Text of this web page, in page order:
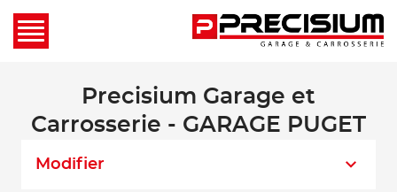
Precisium Garage et
Carrosserie - GARAGE PUGET
Modifier